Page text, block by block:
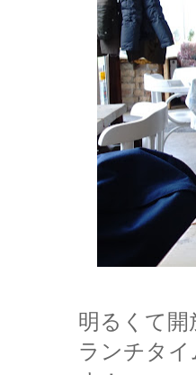
明るくて開
ランチタ